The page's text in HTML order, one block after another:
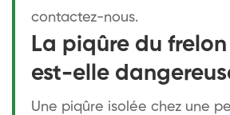
contactez-nous.
La piqûre du
est-elle
Une piqûre isolée chez une